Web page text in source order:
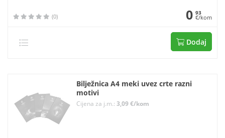
(0) 0 93
€/kom
Dodaj
Bilježnica A4 meki uvez crte razni
motivi
Cijena za j.m.:3,09 €/kom